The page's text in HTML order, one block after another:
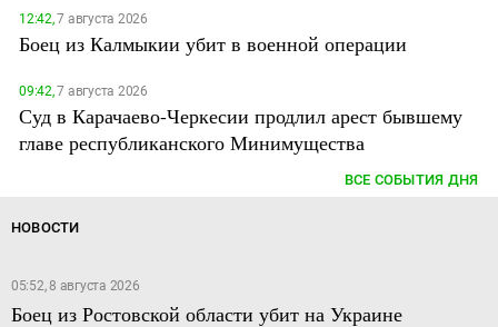
12:42,7 августа 2026
Боец из Калмыкии убит в военной операции
09:42,7 августа 2026
Суд в Карачаево-Черкесии продлил арест бывшему
главе республиканского Минимущества
ВСЕ СОБЫТИЯ ДНЯ
НОВОСТИ
05:52, 8 августа 2026
Боец из Ростовской области убит на Украине